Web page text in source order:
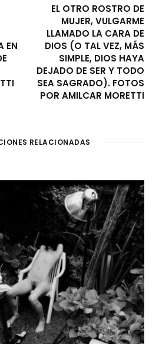
EN
EL OTRO ROSTRO DE
MUJER, VULGARME
LLAMADO LA CARA DE
DIOS (O TAL VEZ, MÁS
SIMPLE, DIOS HAYA
DEJADO DE SER Y TODO
SEA SAGRADO). FOTOS
POR AMILCAR MORETTI
RELACIONADAS